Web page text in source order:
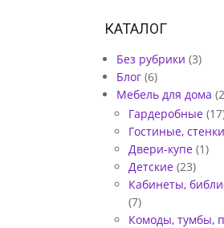
КАТАЛОГ
Без рубрики (3)
Блог (6)
Мебель для дома
Гардеробные
Гостиные,
Двери-купе (1)
Детские (23)
Кабинеты,
(7)
Комоды, тумбы,